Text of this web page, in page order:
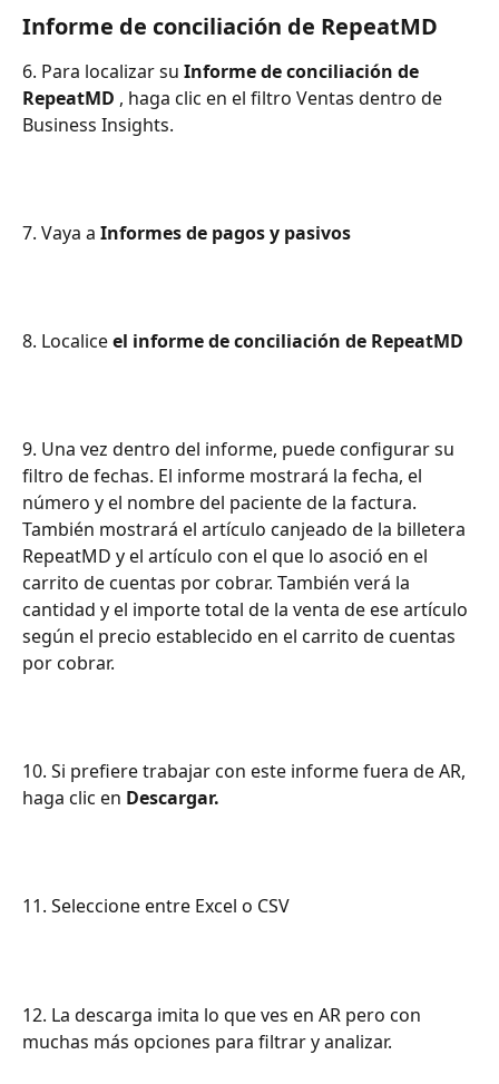
Informe de conciliación de RepeatMD
6. Para localizar su Informe de conciliación de
RepeatMD , haga clic en el filtro Ventas dentro de
Business Insights.
7. Vaya a Informes de pagos y pasivos
8. Localice el informe de conciliación de RepeatMD
9. Una vez dentro del informe, puede configurar su
filtro de fechas. El informe mostrará la fecha, el
número y el nombre del paciente de la factura.
También mostrará el artículo canjeado de la billetera
RepeatMD y el artículo con el que lo asoció en el
carrito de cuentas por cobrar. También verá la
cantidad y el importe total de la venta de ese artículo
según el precio establecido en el carrito de cuentas
por cobrar.
10. Si prefiere trabajar con este informe fuera de AR,
haga clic en Descargar.
11. Seleccione entre Excel o CSV
12. La descarga imita lo que ves en AR pero con
muchas más opciones para filtrar y analizar.